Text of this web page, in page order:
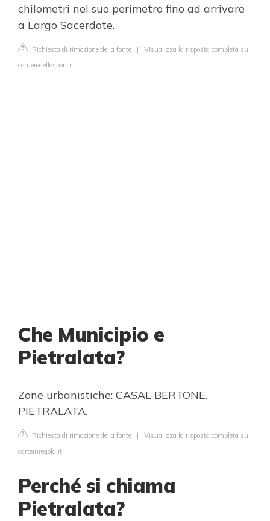
chilometri nel suo perimetro fino ad arrivare
a Largo Sacerdote.
Richiesta di rimozione della fonte | Visualizza la risposta completa su
corrieredellosport.it
Che Municipio e
Pietralata?
Zone urbanistiche: CASAL BERTONE.
PIETRALATA.
Richiesta di rimozione della fonte | Visualizza la risposta completa su
carteinregola.it
Perché si chiama
Pietralata?